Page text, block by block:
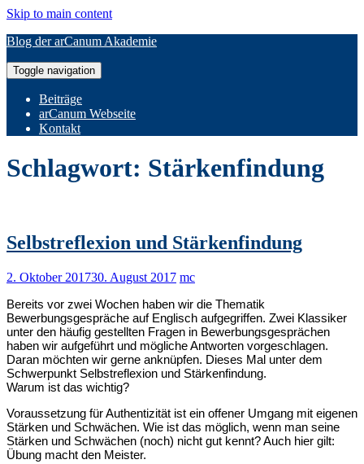
Skip to main content
Blog der arCanum Akademie
Toggle navigation
Beiträge
arCanum Webseite
Kontakt
Schlagwort: Stärkenfindung
Selbstreflexion und Stärkenfindung
2. Oktober 201730. August 2017 mc
Bereits vor zwei Wochen haben wir die Thematik
Bewerbungsgespräche auf Englisch aufgegriffen. Zwei Klassiker
unter den häufig gestellten Fragen in Bewerbungsgesprächen
haben wir aufgeführt und mögliche Antworten vorgeschlagen.
Daran möchten wir gerne anknüpfen. Dieses Mal unter dem
Schwerpunkt Selbstreflexion und Stärkenfindung.
Warum ist das wichtig?
Voraussetzung für Authentizität ist ein offener Umgang mit eigenen
Stärken und Schwächen. Wie ist das möglich, wenn man seine
Stärken und Schwächen (noch) nicht gut kennt? Auch hier gilt:
Übung macht den Meister.